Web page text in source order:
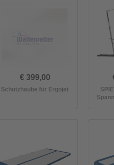
€ 399,00
Schutzhaube für Ergojet